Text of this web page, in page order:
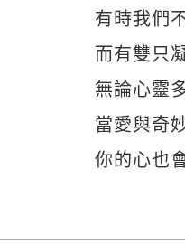
有時我們
而有雙只
無論心靈
當愛與奇
你的心也